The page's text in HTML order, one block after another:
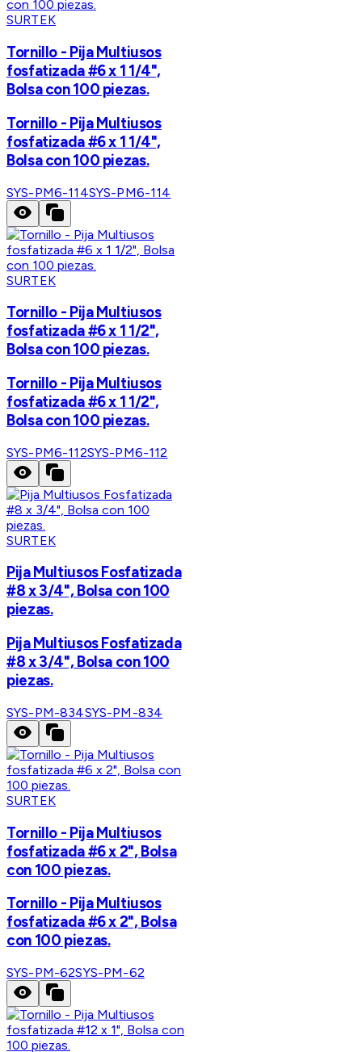
SURTEK
Tornillo - Pija Multiusos
fosfatizada #6 x 1 1/4",
Bolsa con 100 piezas.
Tornillo - Pija Multiusos
fosfatizada #6 x 1 1/4",
Bolsa con 100 piezas.
SYS-PM6-114SYS-PM6-114
SURTEK
Tornillo - Pija Multiusos
fosfatizada #6 x 1 1/2",
Bolsa con 100 piezas.
Tornillo - Pija Multiusos
fosfatizada #6 x 1 1/2",
Bolsa con 100 piezas.
SYS-PM6-112SYS-PM6-112
SURTEK
Pija Multiusos Fosfatizada
#8 x 3/4", Bolsa con 100
piezas.
Pija Multiusos Fosfatizada
#8 x 3/4", Bolsa con 100
piezas.
SYS-PM-834SYS-PM-834
SURTEK
Tornillo - Pija Multiusos
fosfatizada #6 x 2", Bolsa
con 100 piezas.
Tornillo - Pija Multiusos
fosfatizada #6 x 2", Bolsa
con 100 piezas.
SYS-PM-62SYS-PM-62